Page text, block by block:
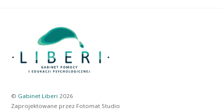
© Gabinet Liberi 2026
Zaprojektowane przez Fotomat Studio